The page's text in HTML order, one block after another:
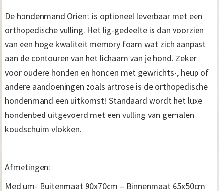
De hondenmand Oriënt is optioneel leverbaar met een
orthopedische vulling. Het lig-gedeelte is dan voorzien
van een hoge kwaliteit memory foam wat zich aanpast
aan de contouren van het lichaam van je hond. Zeker
voor oudere honden en honden met gewrichts-, heup of
andere aandoeningen zoals artrose is de orthopedische
hondenmand een uitkomst! Standaard wordt het luxe
hondenbed uitgevoerd met een vulling van gemalen
koudschuim vlokken.
Afmetingen:
Medium- Buitenmaat 90x70cm – Binnenmaat 65x50cm